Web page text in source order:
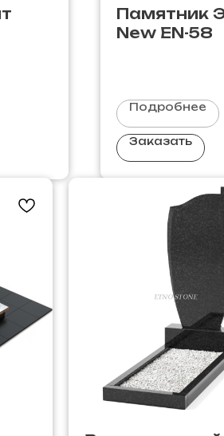
Памятник
New EN-58
Подробнее
Заказать